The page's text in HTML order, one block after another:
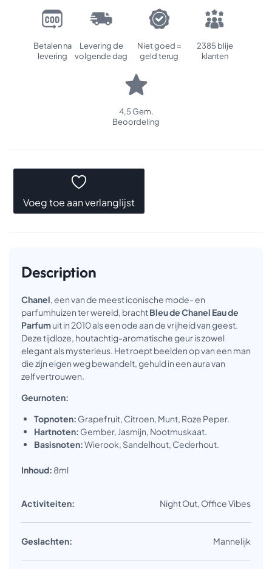
Betalen na
levering
Levering de
volgende dag
Niet goed =
geld terug
2385 blije
klanten
4,5 Gem.
Beoordeling
Voeg toe aan verlanglijst
Description
Chanel, een van de meest iconische mode- en
parfumhuizen ter wereld, brachtBleu de Chanel Eau de
Parfumuit in 2010 als een ode aan de vrijheid van geest.
Deze tijdloze, houtachtig-aromatische geur is zowel
elegant als mysterieus. Het roept beelden op van een man
die zijn eigen weg bewandelt, gehuld in een aura van
zelfvertrouwen.
Geurnoten:
Topnoten: Grapefruit, Citroen, Munt, Roze Peper.
Hartnoten: Gember, Jasmijn, Nootmuskaat.
Basisnoten:Wierook, Sandelhout, Cederhout.
Inhoud: 8ml
Activiteiten: Night Out, Office Vibes
Geslachten: Mannelijk